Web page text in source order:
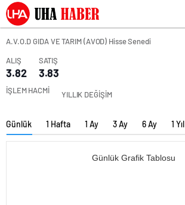
A.V.O.D GIDA VE TARIM (AVOD) Hisse Senedi
ALIŞ
3.82
SATIŞ
3.83
İŞLEM HACMİ YILLIK DEĞİŞİM
Günlük 1 Hafta 1 Ay 3 Ay 6 Ay 1 Yıl
Günlük Grafik Tablosu